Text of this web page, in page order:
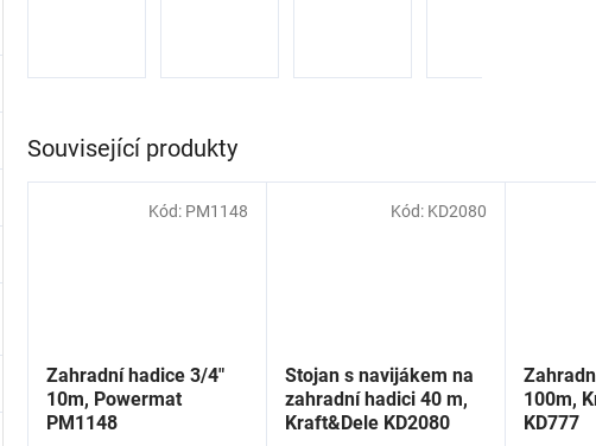
Související produkty
Zahradní hadice 3/4"
10m, Powermat
PM1148
Kód: PM1148
Stojan s navijákem na
zahradní hadici 40 m,
Kraft&Dele KD2080
Kód: KD2080
100m,
KD777